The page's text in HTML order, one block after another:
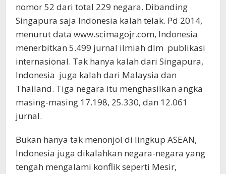
nomor 52 dari total 229 negara. Dibanding
Singapura saja Indonesia kalah telak. Pd 2014,
menurut data www.scimagojr.com, Indonesia
menerbitkan 5.499 jurnal ilmiah dlm publikasi
internasional. Tak hanya kalah dari Singapura,
Indonesia juga kalah dari Malaysia dan
Thailand. Tiga negara itu menghasilkan angka
masing-masing 17.198, 25.330, dan 12.061
jurnal.
Bukan hanya tak menonjol di lingkup ASEAN,
Indonesia juga dikalahkan negara-negara yang
tengah mengalami konflik seperti Mesir,